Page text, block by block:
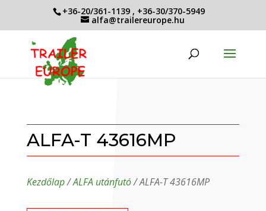
+36-20/361-1139 , +36-30/370-5949
alfa@trailereurope.hu
ALFA-T 43616MP
Kezdőlap/ALFA utánfutó/ ALFA-T 43616MP